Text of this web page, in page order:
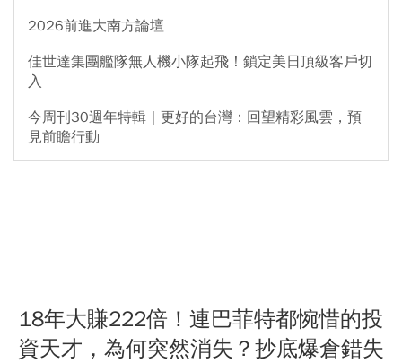
2026前進大南方論壇
佳世達集團艦隊無人機小隊起飛！鎖定美日頂級客戶切
入
今周刊30週年特輯｜更好的台灣：回望精彩風雲，預
見前瞻行動
18年大賺222倍！連巴菲特都惋惜的投
資天才，為何突然消失？抄底爆倉錯失